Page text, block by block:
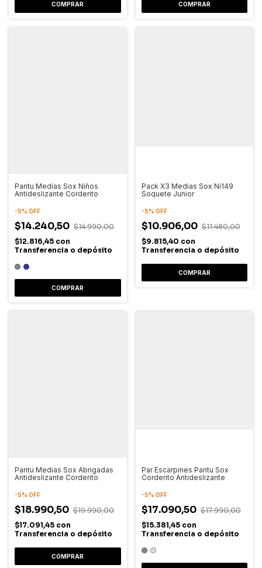
COMPRAR COMPRAR
Pantu Medias Sox Niños
Antideslizante Corderito
-5% OFF
$14.240,50 $14.990,00
$12.816,45 con
Transferencia o depósito
COMPRAR
Pack X3 Medias Sox Ni149
Soquete Junior
-5% OFF
$10.906,00 $11.480,00
$9.815,40 con
Transferencia o depósito
COMPRAR
Pantu Medias Sox Abrigadas
Antideslizante Corderito
-5% OFF
$18.990,50 $19.990,00
$17.091,45 con
Transferencia o depósito
COMPRAR
Par Escarpines Pantu Sox
Corderito Antideslizante
-5% OFF
$17.090,50 $17.990,00
$15.381,45 con
Transferencia o depósito